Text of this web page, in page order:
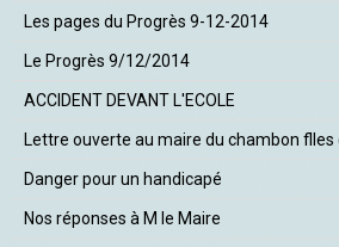
Les pages du Progrès 9-12-2014
Le Progrès 9/12/2014
ACCIDENT DEVANT L'ECOLE
Lettre ouverte au maire du chambon
Danger pour un handicapé
Nos réponses à M le Maire